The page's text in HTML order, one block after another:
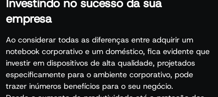
Investindo no sucesso da sua
empresa
Ao considerar todas as diferenças entre adquirir um
notebook corporativo e um doméstico, fica evidente que
investir em dispositivos de alta qualidade, projetados
especificamente para o ambiente corporativo, pode
trazer inúmeros benefícios para o seu negócio.